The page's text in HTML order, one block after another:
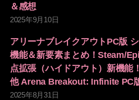
＆感想
2025年9月10日
アリーナブレイクアウトPC版
機能＆新要素まとめ！Steam/
点拡張（ハイドアウト）新機能
他 Arena Breakout: Infinite PC
2025年8月31日